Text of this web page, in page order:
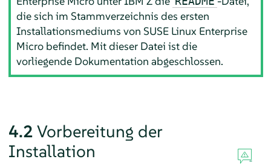
die sich im Stammverzeichnis des ersten
Installationsmediums von SUSE Linux Enterprise
Micro befindet. Mit dieser Datei ist die
vorliegende Dokumentation abgeschlossen.
4.2 Vorbereitung der
Installation